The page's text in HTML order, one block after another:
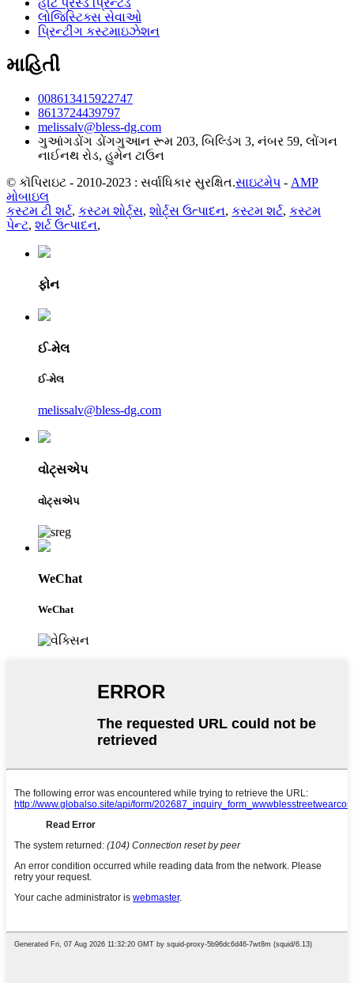
હીટ પ્રેસ્ડ પ્રિન્ટેડ
લોજિસ્ટિક્સ સેવાઓ
પ્રિન્ટીંગ કસ્ટમાઇઝેશન
માહિતી
008613415922747
8613724439797
melissalv@bless-dg.com
ગુઆંગડોંગ ડોંગગુઆન રૂમ 203, બિલ્ડિંગ 3, નંબર 59, લોંગન
નાઈનથ રોડ, હુમેન ટાઉન
© કૉપિરાઇટ - 2010-2023 : સર્વાધિકાર સુરક્ષિત.સાઇટમેપ - AMP
મોબાઇલ
કસ્ટમ ટી શર્ટ, કસ્ટમ શોર્ટ્સ, શોર્ટ્સ ઉત્પાદન, કસ્ટમ શર્ટ, કસ્ટમ
પેન્ટ, શર્ટ ઉત્પાદન,
ફોન
ઈ-મેલ
ઈ-મેલ
melissalv@bless-dg.com
વોટ્સએપ
વોટ્સએપ
WeChat
WeChat